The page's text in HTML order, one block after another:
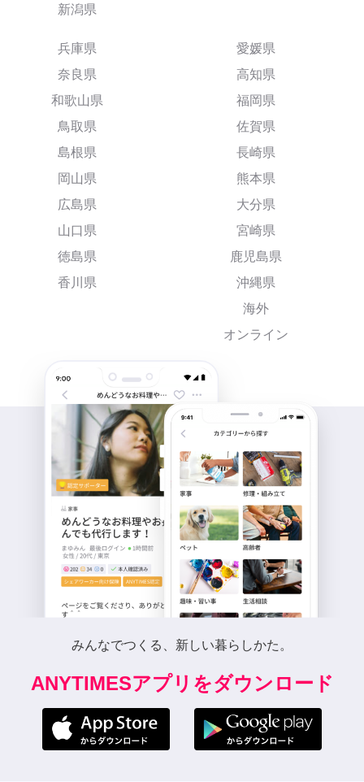
新潟県
兵庫県
奈良県
和歌山県
鳥取県
島根県
岡山県
広島県
山口県
徳島県
香川県
愛媛県
高知県
福岡県
佐賀県
長崎県
熊本県
大分県
宮崎県
鹿児島県
沖縄県
海外
オンライン
みんなでつくる、新しい暮らしかた。
ANYTIMESアプリをダウンロード